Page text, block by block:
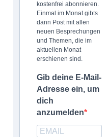
kostenfrei abonnieren.
Einmal im Monat gibts
dann Post mit allen
neuen Besprechungen
und Themen, die im
aktuellen Monat
erschienen sind.
Gib deine E-Mail-
Adresse ein, um
dich
anzumelden